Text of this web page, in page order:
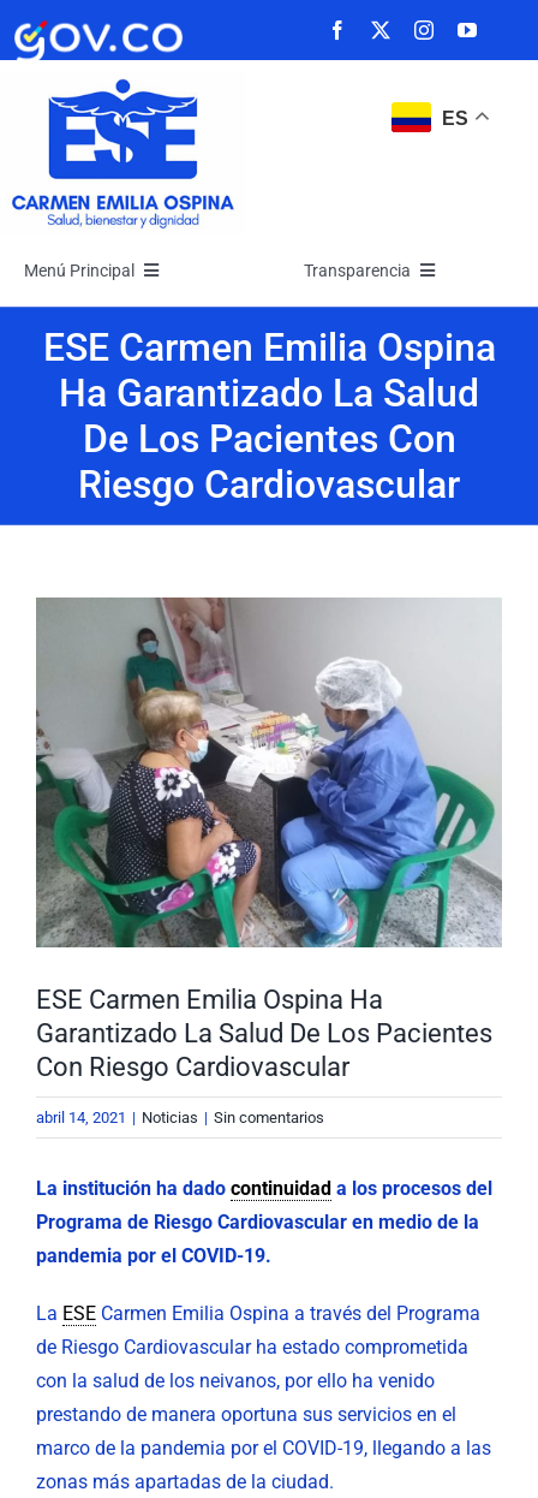
Saltar
ES
Menú Principal
Inicio
La Empresa
Noticias
Rendición de Cuentas
Buscar:
Transparencia
Transparencia
Atención y Servicios a la Ciudadanía
Participa
Ayudas para Navegar
ESE Carmen Emilia Ospina
Ha Garantizado La Salud
De Los Pacientes Con
Riesgo Cardiovascular
grande
ESE Carmen Emilia Ospina Ha
Garantizado La Salud De Los Pacientes
Con Riesgo Cardiovascular
abril 14, 2021 | Noticias | Sin comentarios
La institución ha dado continuidad a los procesos del
Programa de Riesgo Cardiovascular en medio de la
pandemia por el COVID-19.
La ESE Carmen Emilia Ospina a través del Programa
de Riesgo Cardiovascular ha estado comprometida
con la salud de los neivanos, por ello ha venido
prestando de manera oportuna sus servicios en el
marco de la pandemia por el COVID-19, llegando a las
zonas más apartadas de la ciudad.